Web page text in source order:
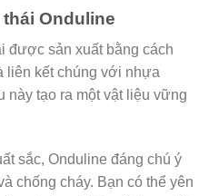
Onduline
được sản xuất bằng cách
liên kết chúng với nhựa
này tạo ra một vật liệu vững
sắc, Onduline đáng chú ý
chống cháy. Bạn có thể yên